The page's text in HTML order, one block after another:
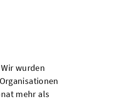
wurden
mehr als